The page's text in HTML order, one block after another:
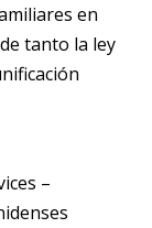
en
tanto la ley
–